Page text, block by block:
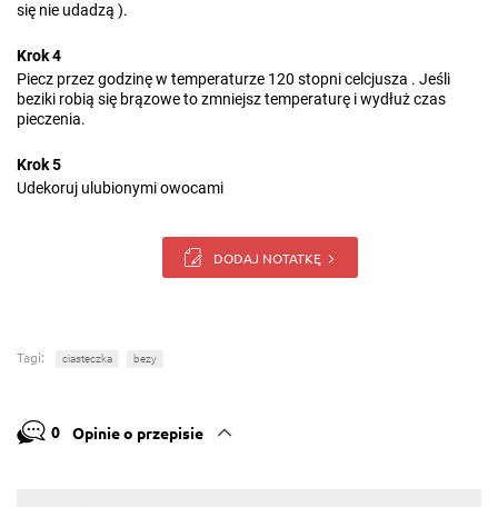
się nie udadzą ).
Krok 4
Piecz przez godzinę w temperaturze 120 stopni celcjusza . Jeśli
beziki robią się brązowe to zmniejsz temperaturę i wydłuż czas
pieczenia.
Krok 5
Udekoruj ulubionymi owocami
DODAJ NOTATKĘ
Tagi: ciasteczka bezy
0 Opinie o przepisie